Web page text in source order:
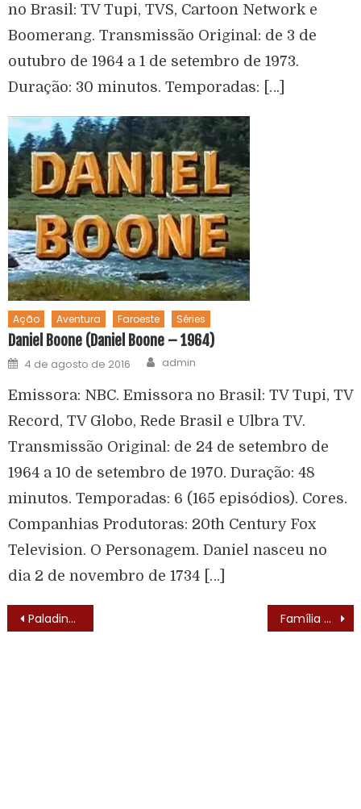
no Brasil: TV Tupi, TVS, Cartoon Network e
Boomerang. Transmissão Original: de 3 de
outubro de 1964 a 1 de setembro de 1973.
Duração: 30 minutos. Temporadas: […]
Ação Aventura Faroeste Séries
Daniel Boone (Daniel Boone – 1964)
4 de agosto de 2016 admin
Emissora: NBC. Emissora no Brasil: TV Tupi, TV
Record, TV Globo, Rede Brasil e Ulbra TV.
Transmissão Original: de 24 de setembro de
1964 a 10 de setembro de 1970. Duração: 48
minutos. Temporadas: 6 (165 episódios). Cores.
Companhias Produtoras: 20th Century Fox
Television. O Personagem. Daniel nasceu no
dia 2 de novembro de 1734 […]
Paladino do Oeste / Paladino – O Defensor da Justiça (Have Gun – Will Travel – 1957) – Elenco Família Dinossauro (Dinosaurs – 1991) – Elenco